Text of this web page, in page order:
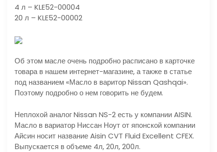
4 л – KLE52-00004
20 л – KLE52-00002
Об этом масле очень подробно расписано в карточке
товара в нашем интернет-магазине, а также в статье
под названием «Масло в варитор Nissan Qashqai».
Поэтому подробно о нем говорить не будем.
Неплохой аналог Nissan NS-2 есть у компании AISIN.
Масло в вариатор Ниссан Ноут от японской компании
Айсин носит название Aisin CVT Fluid Excellent CFEX.
Выпускается в объеме 4л, 20л, 200л.